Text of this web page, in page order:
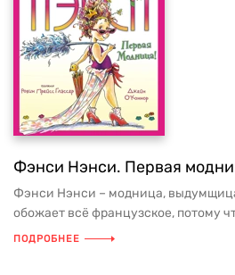
Фэнси Нэнси. Первая
Фэнси Нэнси – модница,
обожает всё французское, потому
ПОДРОБНЕЕ